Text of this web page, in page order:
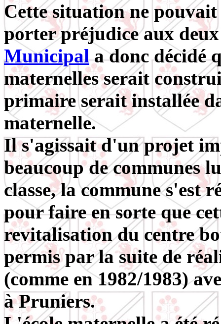
Cette situation ne
porter préjudice aux
Municipala donc décidé
maternelles serait
primaire serait installée
maternelle.
Il s'agissait d'un projet
beaucoup de communes
classe, la commune s'est
pour faire en sorte que
revitalisation du centre
permis par la suite de
(comme en 1982/1983)
à Pruniers.